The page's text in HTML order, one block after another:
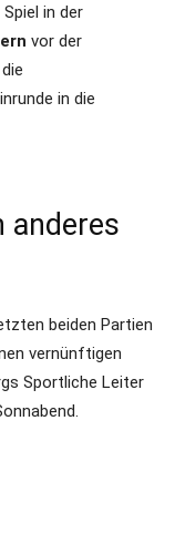
in der
vor der
in die
beiden Partien
vernünftigen
Sportliche Leiter